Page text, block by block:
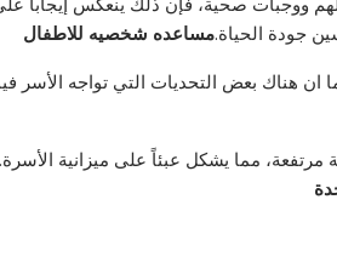
جودة الحياة.مساعده شخصيه للاطفال
ان هناك بعض التحديات التي تواجه الأسر
مما يشكل عبئاً على ميزانية